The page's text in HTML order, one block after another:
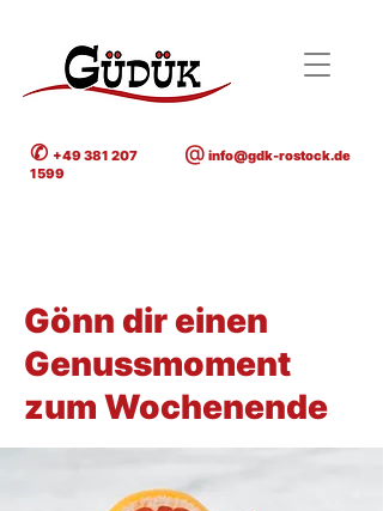
✆ +49 381 207
1599
@ info@gdk-rostock.de
Gönn dir einen
Genussmoment
zum Wochenende